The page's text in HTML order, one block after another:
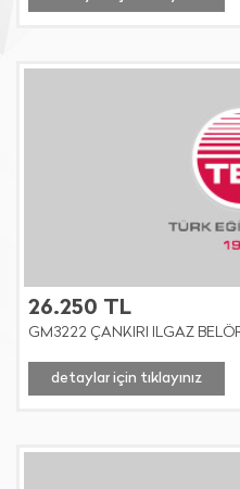
26.250 TL
GM3222 ÇANKIRI ILGAZ
detaylar için tıklayınız